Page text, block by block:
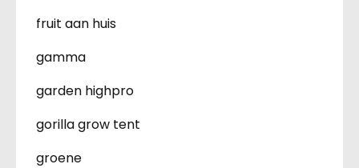
fruit aan huis
gamma
garden highpro
gorilla grow tent
groene